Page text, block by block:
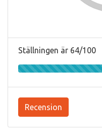
Ställningen är 64/100
Recension